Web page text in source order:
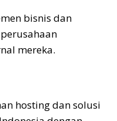
bisnis dan
mereka.
hosting dan solusi